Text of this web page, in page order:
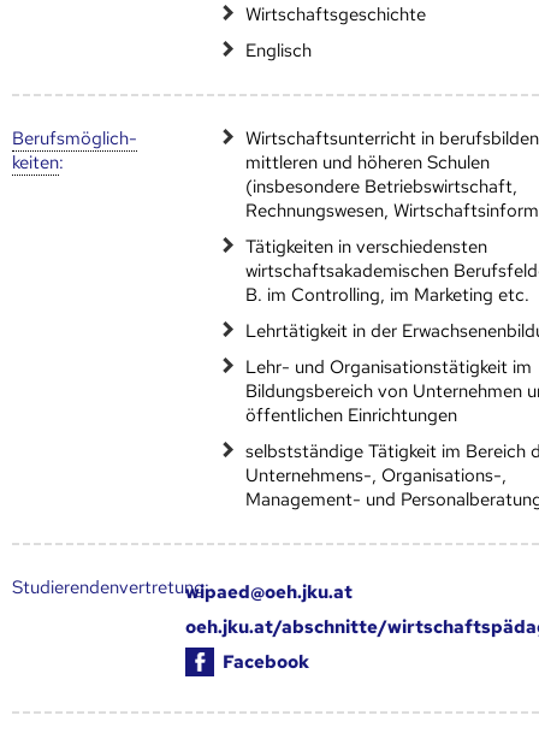
Wirtschaftsgeschichte
Englisch
Berufs­möglich­
keiten:
Wirtschaftsunterricht in
mittleren und höheren Schulen
(insbesondere Betriebswirtschaft,
Rechnungswesen,
Tätigkeiten in verschiedensten
wirtschaftsakademischen
B. im Controlling, im Marketing etc.
Lehrtätigkeit in der
Lehr- und Organisationstätigkeit im
Bildungsbereich von Unternehmen
öffentlichen Einrichtungen
selbstständige Tätigkeit im Bereich
Unternehmens-, Organisations-,
Management- und
Studierendenvertretung:wipaed@oeh.jku.at
oeh.jku.at/abschnitte/
Facebook